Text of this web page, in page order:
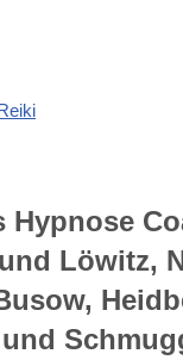
Hypnose
Löwitz,